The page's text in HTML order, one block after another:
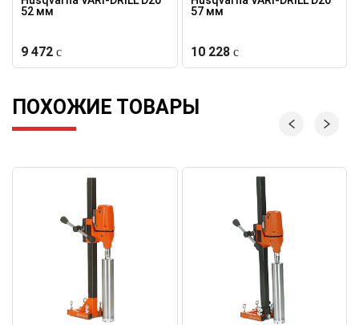
52 мм
9 472
57 мм
10 228
ПОХОЖИЕ ТОВАРЫ